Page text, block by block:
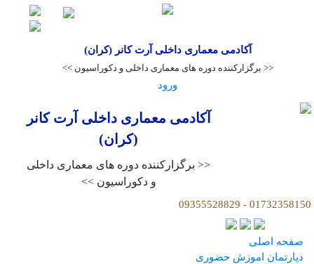
آکادمی معماری داخلی آرت کانر (کران)
<< برگزارکننده دوره های معماری داخلی و دکوراسیون >>
ورود
آکادمی معماری داخلی آرت کانر
(کران)
<< برگزارکننده دوره های معماری داخلی
و دکوراسیون >>
09355528829 - 01732358150
صفحه اصلی
دپارتمان اموزش حضوری